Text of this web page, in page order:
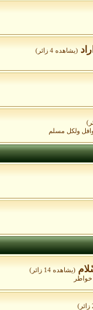
(يشاهده 4 زائر)
ولكل مسلم
(يشاهده 14 زائر)